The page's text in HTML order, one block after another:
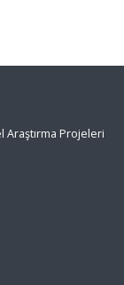
Araştırma Projeleri